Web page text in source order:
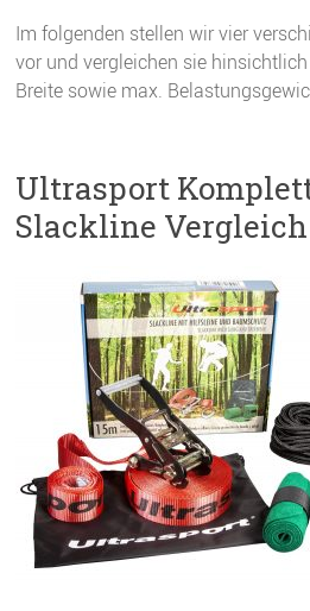
Im folgenden stellen wir vier
vor und vergleichen sie
Breite sowie max.
Ultrasport
Slackline Vergleich